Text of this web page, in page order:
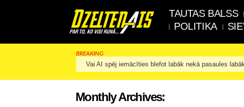
TAUTAS BALSS
POLITIKA
BREAKING
Vai AI spēj iemācīties blefot labāk nekā pasaules
Monthly Archives: